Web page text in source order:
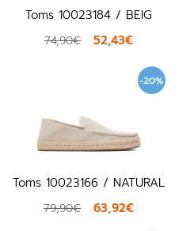
Toms 10023184 / BEIG
74,90€ 52,43€
-20%
Toms 10023166 / NATURAL
79,90€ 63,92€